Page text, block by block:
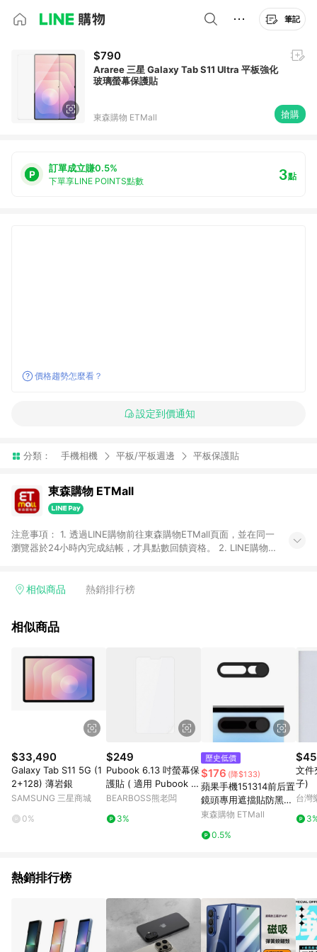
筆記
$790
Araree 三星 Galaxy Tab S11 Ultra 平板強化
玻璃螢幕保護貼
東森購物 ETMall 搶購
訂單成立賺0.5%
下單享LINE POINTS點數 3點
價格趨勢怎麼看？
設定到價通知
分類： 手機相機 平板/平板週邊 平板保護貼
東森購物 ETMall
注意事項： 1. 透過LINE購物前往東森購物ETMall頁面，並在同一
瀏覽器於24小時內完成結帳，才具點數回饋資格。 2. LINE購物
單，皆不在點數回饋範圍內。 3. 如購買以下類別商品，將無法獲
球嚴選、商城、專案商品、「草莓網」全館商品。 4. 如取消訂
回饋。 5. 點數回饋會扣除所有折扣優惠後之最終發票金額計算，
實際回饋請依LINE購物通知為主。 6. 訂單如有使用東森購物
ETMall站內之折扣優惠(包含但不限於東森幣、樂透金、東森現金
券等)，不具點數回饋資格。詳細請依東森購物ETMall之結帳頁面
顯示為準。 7. LINE購物設有「單一商品最高回饋點數」機制(特
殊活動時開放「回饋無上限」)，以同一訂單中同一商品不論件數
計算，並依訂單成立時間當下LINE購物所設定的回饋機制為準。
8. LINE購物為購物資訊整合性平台，商品資料更新會有時間差，
如顯示之商品規格、顏色、價位、贈品與東森購物ETMall銷售網
頁不符，以銷售網頁標示為準。 9. 若有贈點爭議，請務必於訂單
日期+180天以內至LINE購物客服洽詢；若超過180天(含)以上進
行申訴，恕無法贈點回饋。 10. 部分點數紅包僅限指定商品使
用，或不適用於無回饋商品。各點數紅包之適用商品與使用條件
相似商品 熱銷排行榜
相似商品
$33,490
Galaxy Tab S11 5G (1
2+128) 薄岩銀
SAMSUNG 三星商城
0%
$249
Pubook 6.13 吋螢幕保
護貼 ( 適用 Pubook M
obile )
BEARBOSS熊老闆
3%
歷史低價
$176 (降$133)
蘋果手機151314前后置
鏡頭專用遮擋貼防黑客
偷窺保護隱私鏡頭滑蓋
東森購物 ETMall
0.5%
$45
文件
子)
台灣
熱銷排行榜